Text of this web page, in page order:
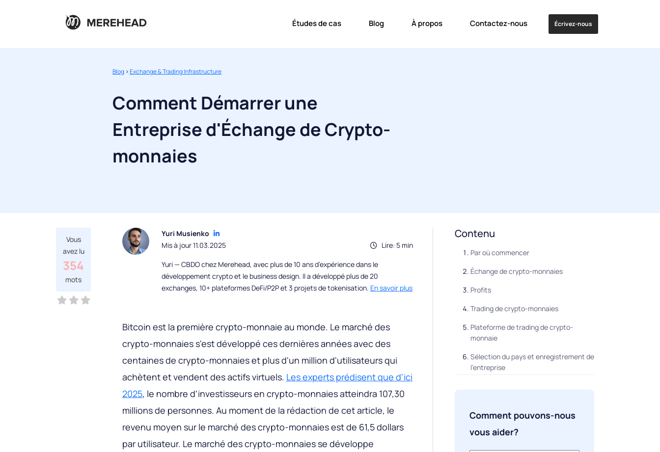
Études de cas Blog À propos Contactez-nous Écrivez-nous
Blog >Exchange & Trading Infrastructure
Comment Démarrer une
Entreprise d'Échange de Crypto-
monnaies
Vous
avez lu
354
mots
Yuri Musienko
Lire: 5 min
Mis à jour 11.03.2025
Yuri — CBDO chez Merehead, avec plus de 10 ans d’expérience dans le
développement crypto et le business design. Il a développé plus de 20
exchanges, 10+ plateformes DeFi/P2P et 3 projets de tokenisation. En savoir plus
Bitcoin est la première crypto-monnaie au monde. Le marché des
crypto-monnaies s'est développé ces dernières années avec des
centaines de crypto-monnaies et plus d'un million d'utilisateurs qui
achètent et vendent des actifs virtuels. Les experts prédisent que d'ici
2025, le nombre d'investisseurs en crypto-monnaies atteindra 107,30
millions de personnes. Au moment de la rédaction de cet article, le
revenu moyen sur le marché des crypto-monnaies est de 61,5 dollars
par utilisateur. Le marché des crypto-monnaies se développe
Contenu
Par où commencer
Échange de crypto-monnaies
Profits
Trading de crypto-monnaies
Plateforme de trading de crypto-
monnaie
Sélection du pays et enregistrement de
l'entreprise
Commerce entre crypto-monnaies
Comment pouvons-nous
vous aider?